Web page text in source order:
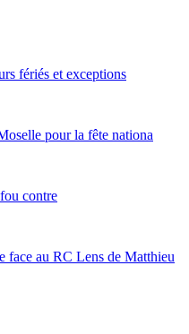
fériés et exceptions
pour la fête nationa
contre
face au RC Lens de Matthieu